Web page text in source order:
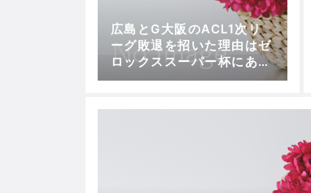
広島とG大阪のACL1次リ
ーグ敗退を招いた理由はゼ
ロックススーパー杯にあり
か？